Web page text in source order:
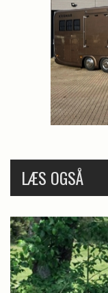
LÆS OGSÅ